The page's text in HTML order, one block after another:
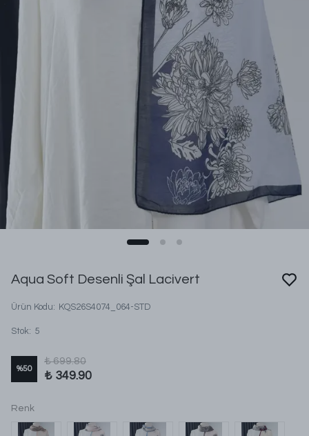
Aqua Soft Desenli Şal Lacivert
Ürün Kodu: KQS26S4074_064-STD
Stok: 5
%50
₺ 699.80
₺ 349.90
Renk